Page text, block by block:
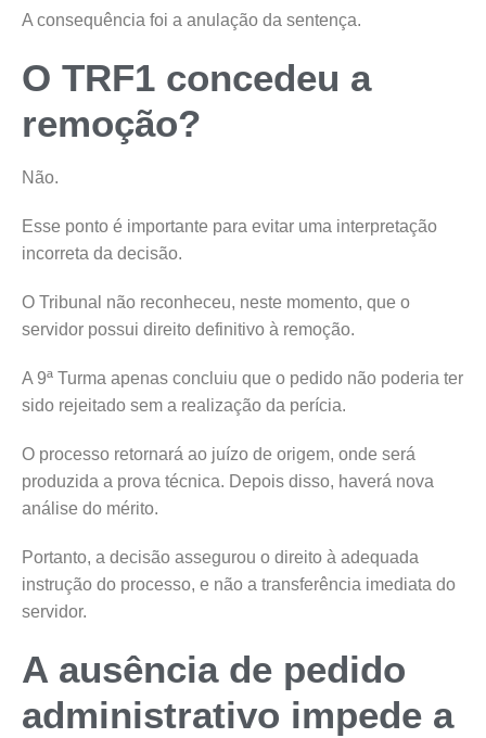
A consequência foi a anulação da sentença.
O TRF1 concedeu a
remoção?
Não.
Esse ponto é importante para evitar uma interpretação
incorreta da decisão.
O Tribunal não reconheceu, neste momento, que o
servidor possui direito definitivo à remoção.
A 9ª Turma apenas concluiu que o pedido não poderia ter
sido rejeitado sem a realização da perícia.
O processo retornará ao juízo de origem, onde será
produzida a prova técnica. Depois disso, haverá nova
análise do mérito.
Portanto, a decisão assegurou o direito à adequada
instrução do processo, e não a transferência imediata do
servidor.
A ausência de pedido
administrativo impede a